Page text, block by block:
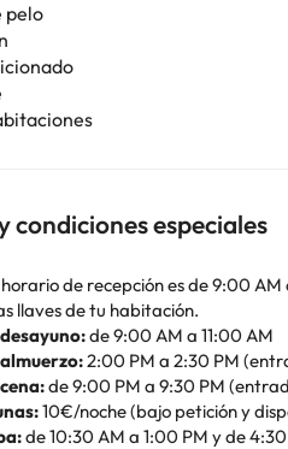
pelo
condiciones especiales
horario de recepción es de 9:00
llaves de tu habitación.
de 9:00 AM a 11:00 AM
2:00 PM a 2:30 PM
de 9:00 PM a 9:30 PM
10€/noche (bajo petición y
de 10:30 AM a 1:00 PM y de